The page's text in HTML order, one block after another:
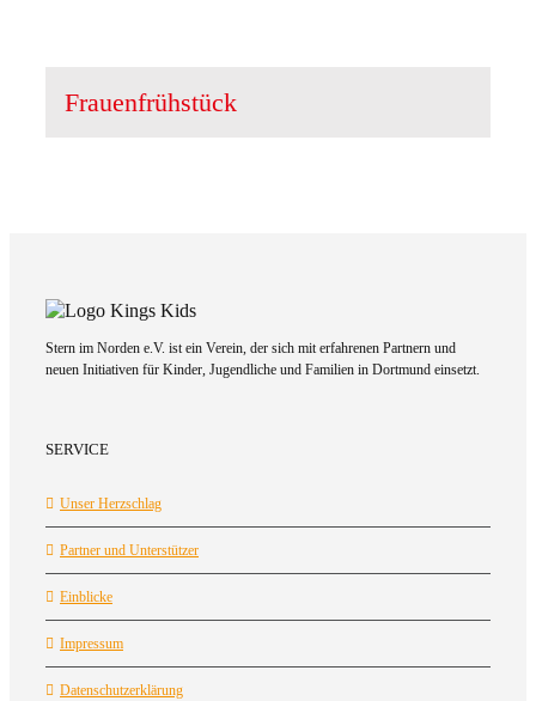
Frauenfrühstück
Stern im Norden e.V. ist ein Verein, der sich mit erfahrenen Partnern und
neuen Initiativen für Kinder, Jugendliche und Familien in Dortmund einsetzt.
SERVICE
Unser Herzschlag
Partner und Unterstützer
Einblicke
Impressum
Datenschutzerklärung